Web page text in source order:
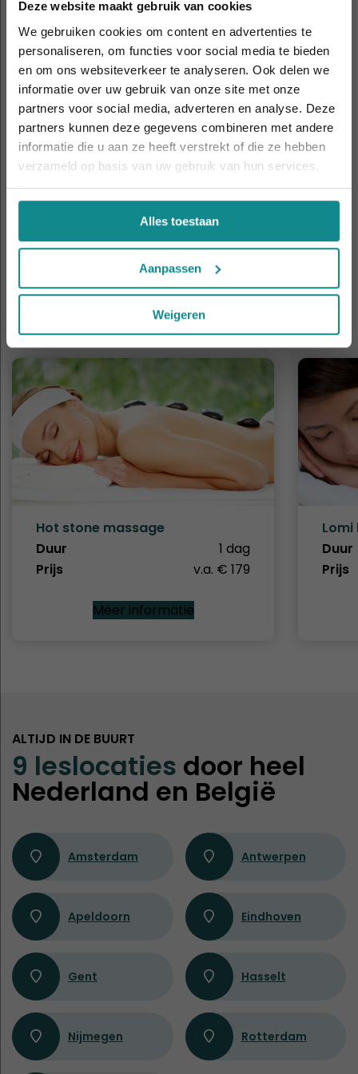
Deze website maakt gebruik van cookies
We gebruiken cookies om content en advertenties te
personaliseren, om functies voor social media te bieden
en om ons websiteverkeer te analyseren. Ook delen we
informatie over uw gebruik van onze site met onze
partners voor social media, adverteren en analyse. Deze
partners kunnen deze gegevens combineren met andere
informatie die u aan ze heeft verstrekt of die ze hebben
verzameld op basis van uw gebruik van hun services.
Alles toestaan
Aanpassen
Weigeren
Tip 5: Werk met massagestenen
Om je duimen te sparen, kun je ook warme
massagestenen gebruiken in je massages ter
afwisseling. Een nadeel hiervan is dat je met stenen
niet kunt voelen wat er gebeurt. De meeste klanten
ervaren de warme stenen echter als een ware
weldaad en het helpt om nog dieper te ontspannen.
Wil je leren om op effectieve wijze warme stenen in
je massages te gebruiken, schrijf je dan in voor deze
Cursus Hot Stone Massage.
Cursussen die je mogelijk ook
Hot stone massage
Duur
1 dag
Prijs
v.a. € 179
Meer informatie
Duur
Prijs
ALTIJD IN DE BUURT
9 leslocaties door heel
Nederland en België
Amsterdam Antwerpen
Apeldoorn Eindhoven
Gent Hasselt
Nijmegen Rotterdam
Laatste week! 10% korting t.e.m. 15 augustus,
daarna eindigt de zomeractie definitief.
Sluiten